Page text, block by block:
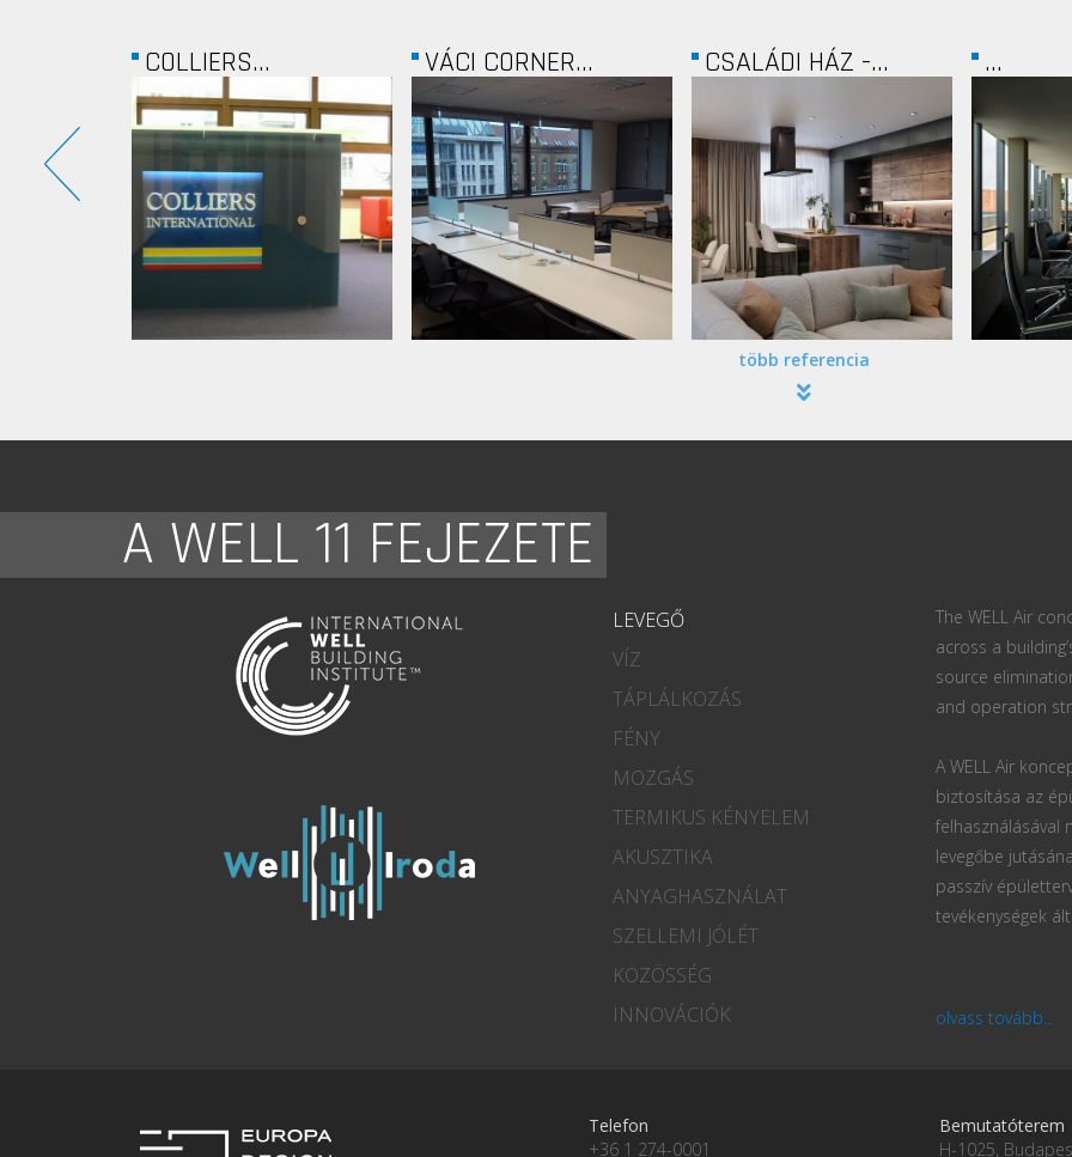
VÁCI CORNER... CSALÁDI HÁZ -... ...
több referencia
A WELL 11 FEJEZETE
LEVEGŐ
VÍZ
TÁPLÁLKOZÁS
FÉNY
MOZGÁS
TERMIKUS KÉNYELEM
AKUSZTIKA
ANYAGHASZNÁLAT
SZELLEMI JÓLÉT
KÖZÖSSÉG
INNOVÁCIÓK
The WELL Air
across a
source
and operation
A WELL Air
biztosítása az
felhasználásával
levegőbe
passzív
tevékenységek
olvass tovább...
Telefon
+36 1 274-0001
Bemutatóterem
H-1025,